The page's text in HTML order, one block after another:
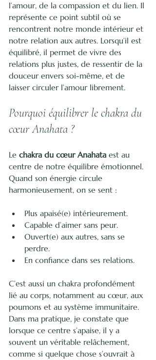
l’amour, de la compassion et du lien. Il
représente ce point subtil où se
rencontrent notre monde intérieur et
notre relation aux autres. Lorsqu’il est
équilibré, il permet de vivre des
relations plus justes, de ressentir de la
douceur envers soi-même, et de
laisser circuler l’amour librement.
Pourquoi équilibrer le chakra du
cœur Anahata ?
Le chakra du cœur Anahata est au
centre de notre équilibre émotionnel.
Quand son énergie circule
harmonieusement, on se sent :
Plus apaisé(e) intérieurement.
Capable d’aimer sans peur.
Ouvert(e) aux autres, sans se
perdre.
En confiance dans ses relations.
C’est aussi un chakra profondément
lié au corps, notamment au cœur, aux
poumons et au système immunitaire.
Dans ma pratique, je constate que
lorsque ce centre s’apaise, il y a
souvent un véritable relâchement,
comme si quelque chose s’ouvrait à